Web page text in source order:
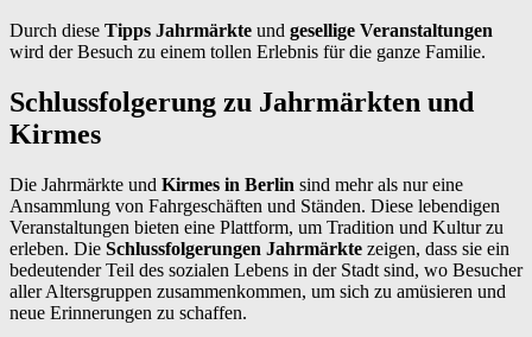
Durch diese Tipps Jahrmärkte und gesellige Veranstaltungen
wird der Besuch zu einem tollen Erlebnis für die ganze Familie.
Schlussfolgerung zu Jahrmärkten und
Kirmes
Die Jahrmärkte und Kirmes in Berlin sind mehr als nur eine
Ansammlung von Fahrgeschäften und Ständen. Diese lebendigen
Veranstaltungen bieten eine Plattform, um Tradition und Kultur zu
erleben. Die Schlussfolgerungen Jahrmärkte zeigen, dass sie ein
bedeutender Teil des sozialen Lebens in der Stadt sind, wo Besucher
aller Altersgruppen zusammenkommen, um sich zu amüsieren und
neue Erinnerungen zu schaffen.